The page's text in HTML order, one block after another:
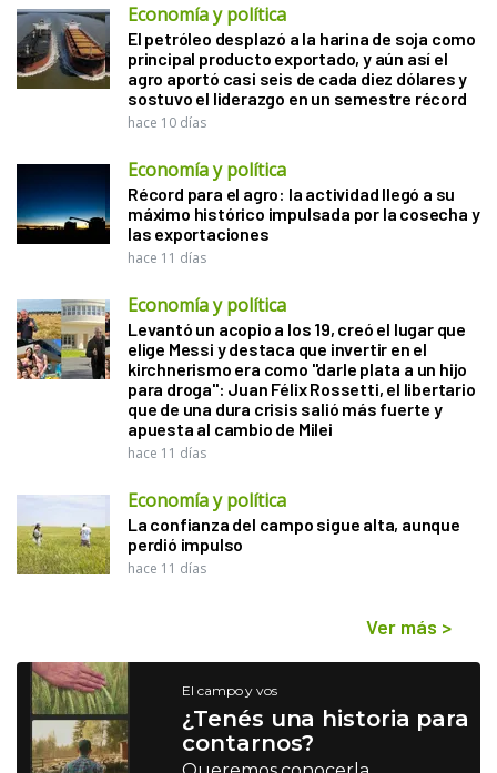
Economía y política
El petróleo desplazó a la harina de soja como
principal producto exportado, y aún así el
agro aportó casi seis de cada diez dólares y
sostuvo el liderazgo en un semestre récord
hace 10 días
Economía y política
Récord para el agro: la actividad llegó a su
máximo histórico impulsada por la cosecha y
las exportaciones
hace 11 días
Economía y política
Levantó un acopio a los 19, creó el lugar que
elige Messi y destaca que invertir en el
kirchnerismo era como "darle plata a un hijo
para droga": Juan Félix Rossetti, el libertario
que de una dura crisis salió más fuerte y
apuesta al cambio de Milei
hace 11 días
Economía y política
La confianza del campo sigue alta, aunque
perdió impulso
hace 11 días
Ver más >
El campo y vos
¿Tenés una historia para
contarnos?